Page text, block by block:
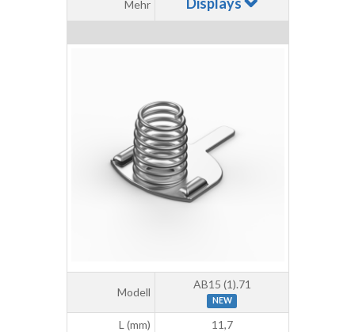
Mehr
Modell
AB15 (1).71
NEW
L (mm)
11,7